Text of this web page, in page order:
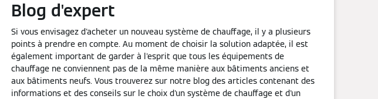
Blog d'expert
Si vous envisagez d'acheter un nouveau système de chauffage, il y a plusieurs
points à prendre en compte. Au moment de choisir la solution adaptée, il est
également important de garder à l'esprit que tous les équipements de
chauffage ne conviennent pas de la même manière aux bâtiments anciens et
aux bâtiments neufs. Vous trouverez sur notre blog des articles contenant des
informations et des conseils sur le choix d'un système de chauffage et d'un